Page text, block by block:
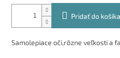
Pridať do košíka
Samolepiace oči,rôzne veľkosti a